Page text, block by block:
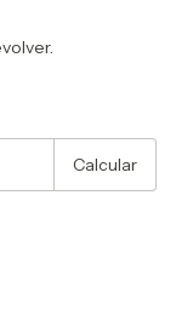
Calcular